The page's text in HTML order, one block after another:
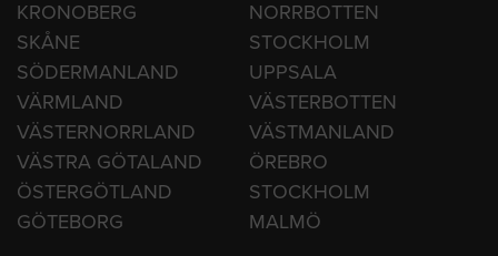
GOTLAND
GÄVLEBORG
HALLAND
JÄMTLAND
JÖNKÖPING
KALMAR
KRONOBERG
NORRBOTTEN
SKÅNE
STOCKHOLM
SÖDERMANLAND
UPPSALA
VÄRMLAND
VÄSTERBOTTEN
VÄSTERNORRLAND
VÄSTMANLAND